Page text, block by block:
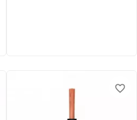
favorite_border